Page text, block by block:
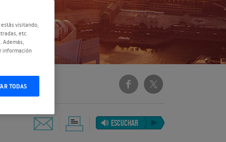
ESCUCHAR
visitando,
etc.
Además,
información
TODAS